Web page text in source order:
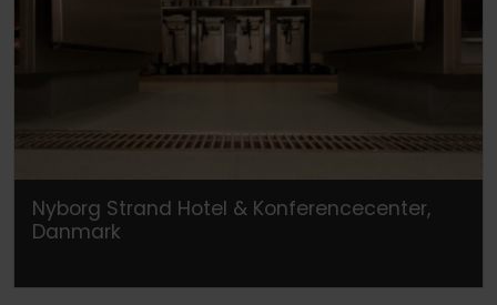
Nyborg Strand Hotel & Konferencecenter,
Danmark